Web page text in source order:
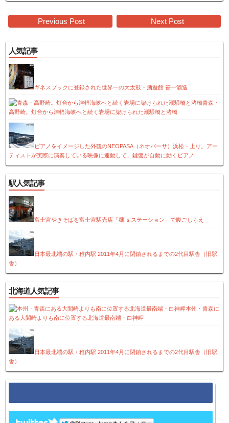
Post
navigation
Previous Post Next Post
人気記事
ギネスブックに登録された世界一の大太鼓・酒遊館 笹一酒造
青森・
高野崎。灯台から津軽海峡へと続く岩場に架けられた潮騒橋と渚橋
ピアノをイメージした外観のNEOPASA（ネオパーサ）浜松・上り。アー
ティストが実際に演奏している映像に連動して、鍵盤が自動に動くピアノ
駅人気記事
富士宮やきそばを富士宮駅売店「麺’ｓステーション」で腹ごしらえ
日本最北端の駅・稚内駅 2011年4月に閉鎖されるまでの2代目駅舎（旧駅
舎）
北海道人気記事
本州・青森に
ある大間崎よりも南に位置する北海道最南端・白神岬
日本最北端の駅・稚内駅 2011年4月に閉鎖されるまでの2代目駅舎（旧駅
舎）